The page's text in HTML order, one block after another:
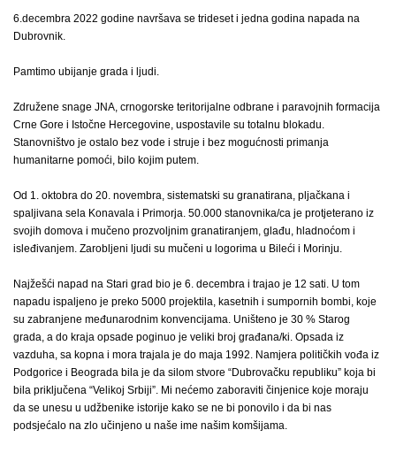
6.decembra 2022 godine navršava se trideset i jedna godina napada na
Dubrovnik.
Pamtimo ubijanje grada i ljudi.
Združene snage JNA, crnogorske teritorijalne odbrane i paravojnih formacija
Crne Gore i Istočne Hercegovine, uspostavile su totalnu blokadu.
Stanovništvo je ostalo bez vode i struje i bez mogućnosti primanja
humanitarne pomoći, bilo kojim putem.
Od 1. oktobra do 20. novembra, sistematski su granatirana, pljačkana i
spaljivana sela Konavala i Primorja. 50.000 stanovnika/ca je protjeterano iz
svojih domova i mučeno prozvoljnim granatiranjem, glađu, hladnoćom i
isleđivanjem. Zarobljeni ljudi su mučeni u logorima u Bileći i Morinju.
Najžešći napad na Stari grad bio je 6. decembra i trajao je 12 sati. U tom
napadu ispaljeno je preko 5000 projektila, kasetnih i sumpornih bombi, koje
su zabranjene međunarodnim konvencijama. Uništeno je 30 % Starog
grada, a do kraja opsade poginuo je veliki broj građana/ki. Opsada iz
vazduha, sa kopna i mora trajala je do maja 1992. Namjera političkih vođa iz
Podgorice i Beograda bila je da silom stvore “Dubrovačku republiku” koja bi
bila priključena “Velikoj Srbiji”. Mi nećemo zaboraviti činjenice koje moraju
da se unesu u udžbenike istorije kako se ne bi ponovilo i da bi nas
podsjećalo na zlo učinjeno u naše ime našim komšijama.